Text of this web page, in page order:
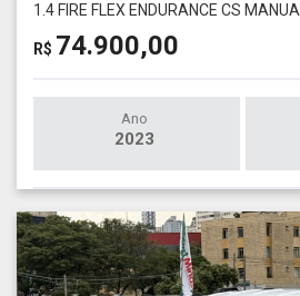
1.4 FIRE FLEX ENDURANCE CS MANUAL
R$ 74.900,00
Ano
2023